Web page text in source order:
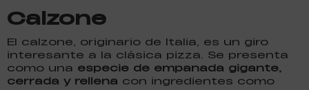
Calzone
El calzone, originario de Italia, es un giro
interesante a la clásica pizza. Se presenta
como una especie de empanada gigante,
cerrada y rellena con ingredientes como